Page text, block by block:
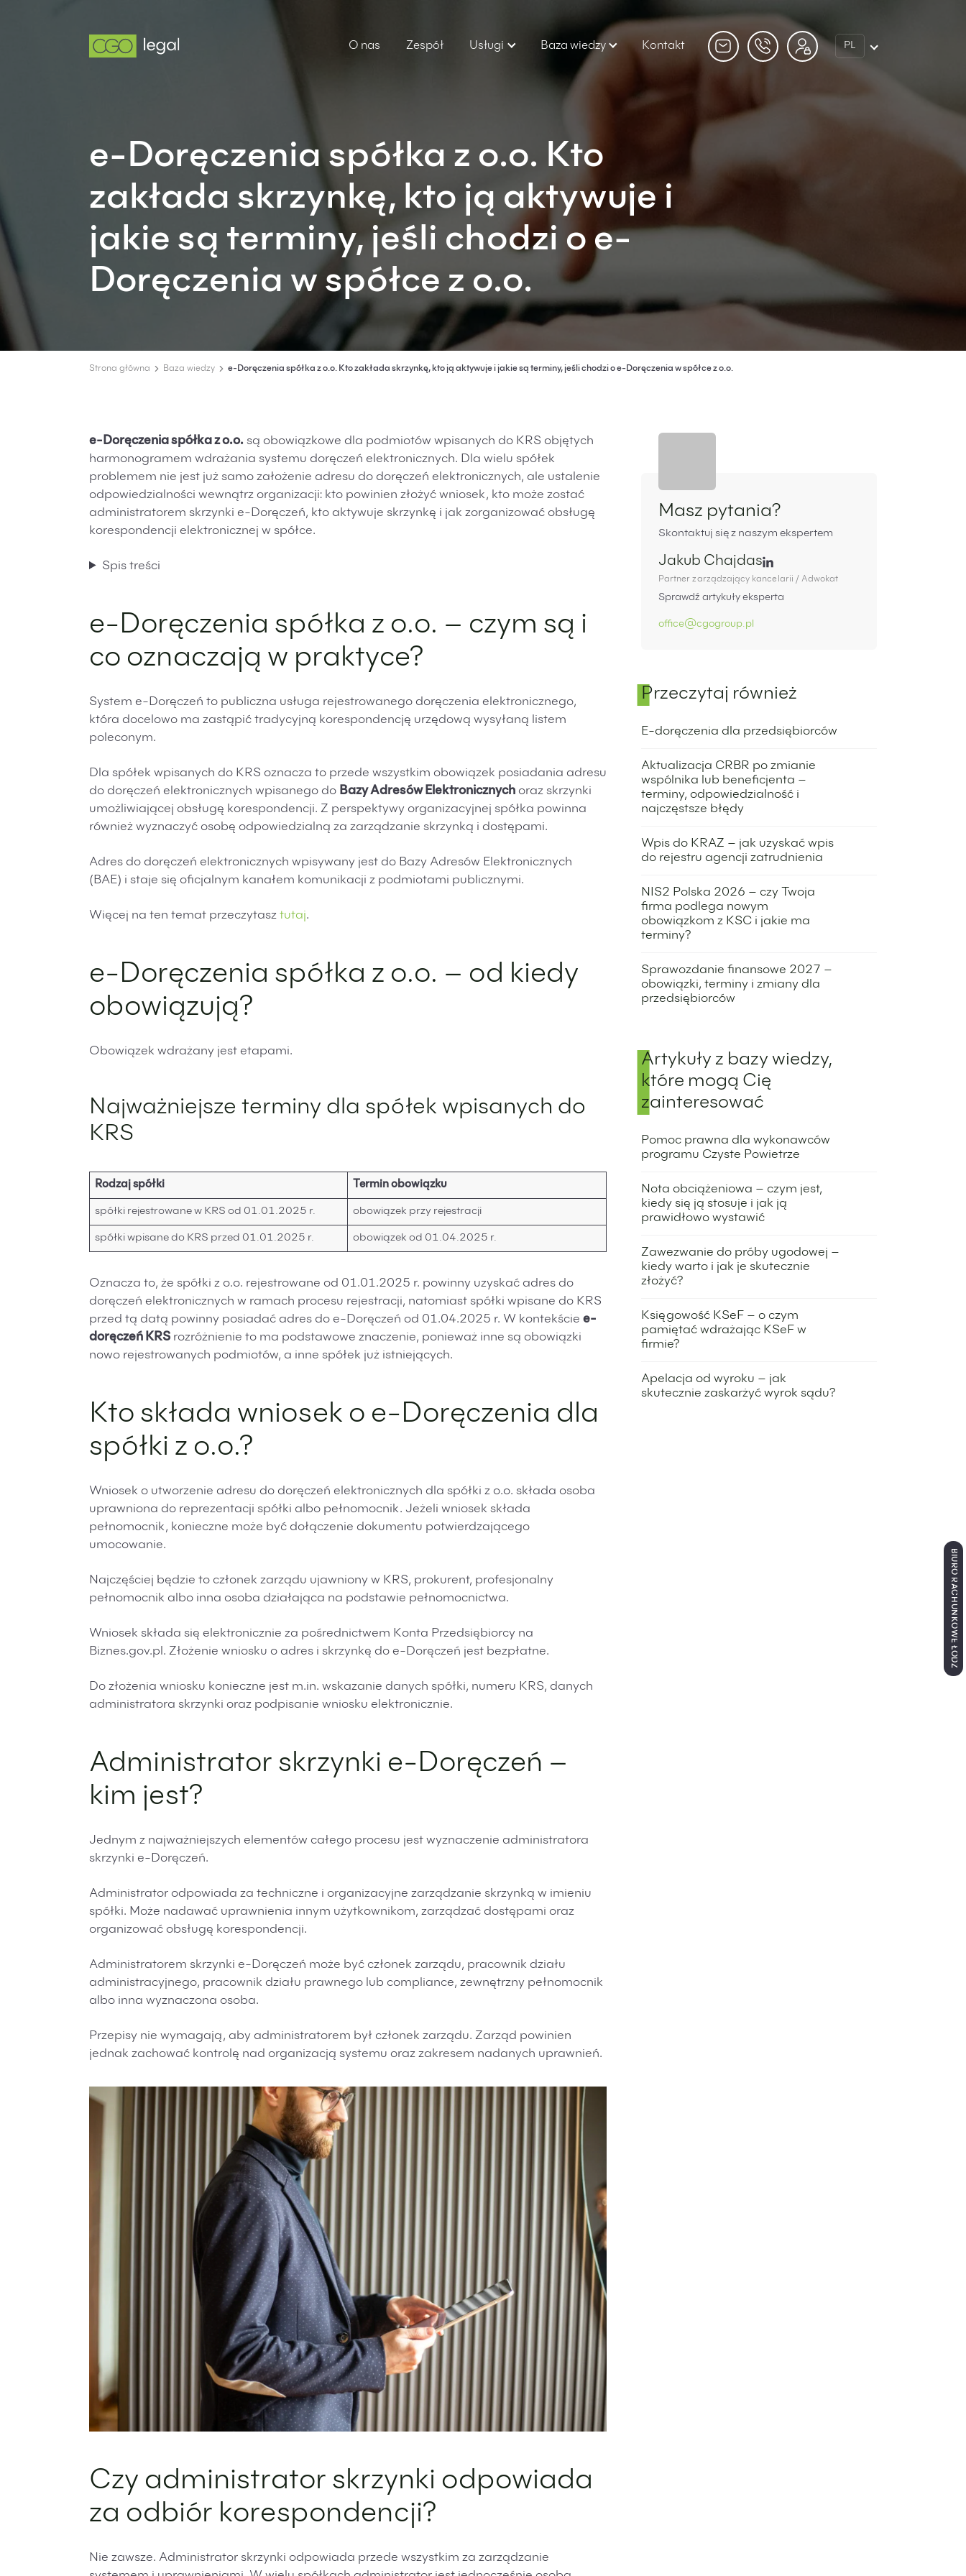
O nas Zespół Usługi Baza wiedzy Kontakt PL
e-Doręczenia spółka z o.o. Kto
zakłada skrzynkę, kto ją aktywuje i
jakie są terminy, jeśli chodzi o e-
Doręczenia w spółce z o.o.
Strona główna Baza wiedzy e-Doręczenia spółka z o.o. Kto zakłada skrzynkę, kto ją aktywuje i jakie są terminy, jeśli chodzi o e-Doręczenia w spółce z o.o.
e-Doręczenia spółka z o.o. są obowiązkowe dla podmiotów wpisanych do KRS objętych
harmonogramem wdrażania systemu doręczeń elektronicznych. Dla wielu spółek
problemem nie jest już samo założenie adresu do doręczeń elektronicznych, ale ustalenie
odpowiedzialności wewnątrz organizacji: kto powinien złożyć wniosek, kto może zostać
administratorem skrzynki e-Doręczeń, kto aktywuje skrzynkę i jak zorganizować obsługę
korespondencji elektronicznej w spółce.
Spis treści
e-Doręczenia spółka z o.o. – czym są i
co oznaczają w praktyce?
System e-Doręczeń to publiczna usługa rejestrowanego doręczenia elektronicznego,
która docelowo ma zastąpić tradycyjną korespondencję urzędową wysyłaną listem
poleconym.
Dla spółek wpisanych do KRS oznacza to przede wszystkim obowiązek posiadania adresu
do doręczeń elektronicznych wpisanego do Bazy Adresów Elektronicznych oraz skrzynki
umożliwiającej obsługę korespondencji. Z perspektywy organizacyjnej spółka powinna
również wyznaczyć osobę odpowiedzialną za zarządzanie skrzynką i dostępami.
Adres do doręczeń elektronicznych wpisywany jest do Bazy Adresów Elektronicznych
(BAE) i staje się oficjalnym kanałem komunikacji z podmiotami publicznymi.
Więcej na ten temat przeczytasz tutaj.
e-Doręczenia spółka z o.o. – od kiedy
obowiązują?
Obowiązek wdrażany jest etapami.
Najważniejsze terminy dla spółek wpisanych do
KRS
Rodzaj spółki Termin obowiązku
spółki rejestrowane w KRS od 01.01.2025 r. obowiązek przy rejestracji
spółki wpisane do KRS przed 01.01.2025 r. obowiązek od 01.04.2025 r.
Oznacza to, że spółki z o.o. rejestrowane od 01.01.2025 r. powinny uzyskać adres do
doręczeń elektronicznych w ramach procesu rejestracji, natomiast spółki wpisane do KRS
przed tą datą powinny posiadać adres do e-Doręczeń od 01.04.2025 r. W kontekście e-
doręczeń KRS rozróżnienie to ma podstawowe znaczenie, ponieważ inne są obowiązki
nowo rejestrowanych podmiotów, a inne spółek już istniejących.
Kto składa wniosek o e-Doręczenia dla
spółki z o.o.?
Wniosek o utworzenie adresu do doręczeń elektronicznych dla spółki z o.o. składa osoba
uprawniona do reprezentacji spółki albo pełnomocnik. Jeżeli wniosek składa
pełnomocnik, konieczne może być dołączenie dokumentu potwierdzającego
umocowanie.
Najczęściej będzie to członek zarządu ujawniony w KRS, prokurent, profesjonalny
pełnomocnik albo inna osoba działająca na podstawie pełnomocnictwa.
Wniosek składa się elektronicznie za pośrednictwem Konta Przedsiębiorcy na
Biznes.gov.pl. Złożenie wniosku o adres i skrzynkę do e-Doręczeń jest bezpłatne.
Do złożenia wniosku konieczne jest m.in. wskazanie danych spółki, numeru KRS, danych
administratora skrzynki oraz podpisanie wniosku elektronicznie.
Administrator skrzynki e-Doręczeń –
kim jest?
Jednym z najważniejszych elementów całego procesu jest wyznaczenie administratora
skrzynki e-Doręczeń.
Administrator odpowiada za techniczne i organizacyjne zarządzanie skrzynką w imieniu
spółki. Może nadawać uprawnienia innym użytkownikom, zarządzać dostępami oraz
organizować obsługę korespondencji.
Administratorem skrzynki e-Doręczeń może być członek zarządu, pracownik działu
administracyjnego, pracownik działu prawnego lub compliance, zewnętrzny pełnomocnik
albo inna wyznaczona osoba.
Przepisy nie wymagają, aby administratorem był członek zarządu. Zarząd powinien
jednak zachować kontrolę nad organizacją systemu oraz zakresem nadanych uprawnień.
Czy administrator skrzynki odpowiada
za odbiór korespondencji?
Nie zawsze. Administrator skrzynki odpowiada przede wszystkim za zarządzanie
Masz pytania?
Skontaktuj się z naszym ekspertem
Jakub Chajdas
Partner zarządzający kancelarii / Adwokat
Sprawdź artykuły eksperta
office@cgogroup.pl
Przeczytaj również
E-doręczenia dla przedsiębiorców
Aktualizacja CRBR po zmianie
wspólnika lub beneficjenta –
terminy, odpowiedzialność i
najczęstsze błędy
Wpis do KRAZ – jak uzyskać wpis
do rejestru agencji zatrudnienia
NIS2 Polska 2026 – czy Twoja
firma podlega nowym
obowiązkom z KSC i jakie ma
terminy?
Sprawozdanie finansowe 2027 –
obowiązki, terminy i zmiany dla
przedsiębiorców
Artykuły z bazy wiedzy,
które mogą Cię
zainteresować
Pomoc prawna dla wykonawców
programu Czyste Powietrze
Nota obciążeniowa – czym jest,
kiedy się ją stosuje i jak ją
prawidłowo wystawić
Zawezwanie do próby ugodowej –
kiedy warto i jak je skutecznie
złożyć?
Księgowość KSeF – o czym
pamiętać wdrażając KSeF w
firmie?
Apelacja od wyroku – jak
skutecznie zaskarżyć wyrok sądu?
BIURO RACHUNKOWE ŁÓDŹ